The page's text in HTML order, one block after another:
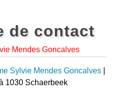
de contact
Mendes Goncalves
Sylvie Mendes Goncalves
1030 Schaerbeek